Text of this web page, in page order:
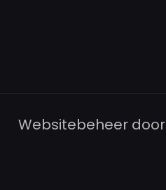
Websitebeheer door